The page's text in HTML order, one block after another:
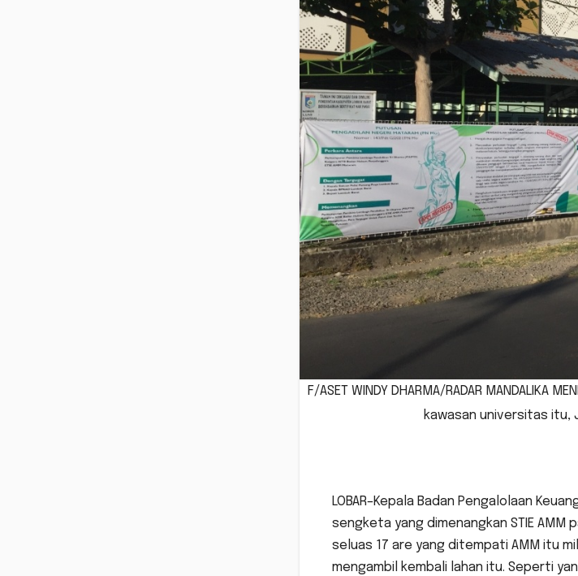
F/ASET WINDY DHARMA/RADAR
kawasan universitas itu,
LOBAR–Kepala Badan Pengalolaan
sengketa yang dimenangkan STIE AMM
seluas 17 are yang ditempati AMM itu
mengambil kembali lahan itu. Seperti